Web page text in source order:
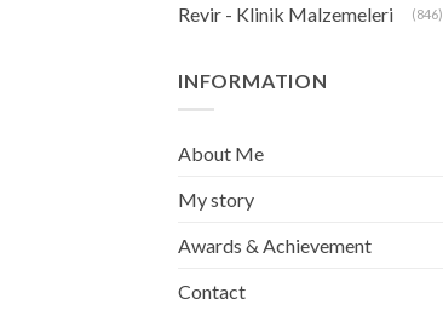
Revir - Klinik Malzemeleri (846)
INFORMATION
About Me
My story
Awards & Achievement
Contact